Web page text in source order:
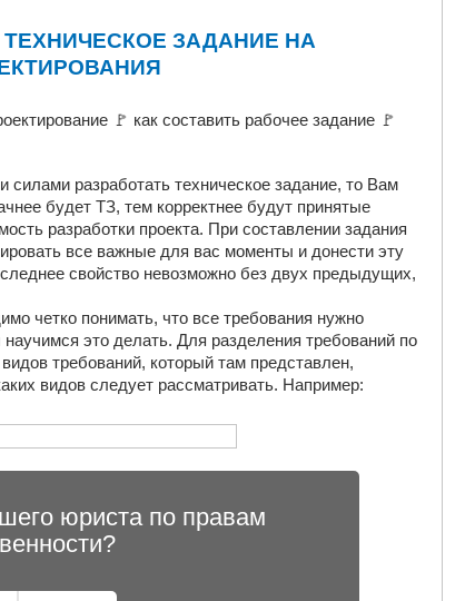
ЗАДАНИЕ НА
🚩 как составить рабочее задание 🚩
разработать техническое задание, то Вам
будет ТЗ, тем корректнее будут принятые
разработки проекта. При составлении задания
все важные для вас моменты и донести эту
свойство невозможно без двух предыдущих,
четко понимать, что все требования нужно
это делать. Для разделения требований по
требований, который там представлен,
видов следует рассматривать. Например:
юриста по правам